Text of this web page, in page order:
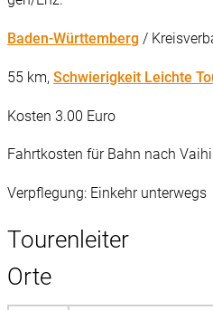
Baden-Württemberg /
55 km, Schwierigkeit Leichte
Kosten 3.00 Euro
Fahrtkosten für Bahn nach
Verpflegung: Einkehr unterwegs
Tourenleiter
Orte